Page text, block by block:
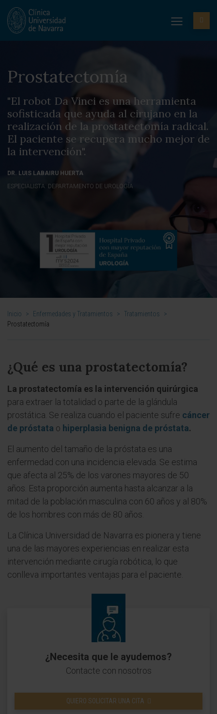
Prostatectomía
"El robot Da Vinci es una herramienta
sofisticada que ayuda al cirujano en la
realización de la prostatectomía radical.
El paciente se recupera mucho mejor de
la intervención".
DR. LUIS LABAIRU HUERTA
ESPECIALISTA. DEPARTAMENTO DE UROLOGÍA
Inicio > Enfermedades y Tratamientos > Tratamientos
>
Prostatectomía
¿Qué es una prostatectomía?
La prostatectomía es la intervención quirúrgica
para extraer la totalidad o parte de la glándula
prostática. Se realiza cuando el paciente sufre cáncer
de próstata o hiperplasia benigna de próstata.
El aumento del tamaño de la próstata es una
enfermedad con una incidencia elevada. Se estima
que afecta al 25% de los varones mayores de 50
años. Esta proporción aumenta hasta alcanzar a la
mitad de la población masculina con 60 años y al 80%
de los hombres con más de 80 años.
La Clínica Universidad de Navarra es pionera y tiene
una de las mayores experiencias en realizar esta
intervención mediante cirugía robótica, lo que
conlleva importantes ventajas para el paciente.
¿Necesita que le ayudemos?
Contacte con nosotros
QUIERO SOLICITAR UNA CITA